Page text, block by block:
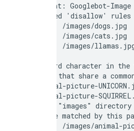
User-agent: Googlebot-Image
# Repeated 'disallow' rules
Disallow: /images/dogs.jpg
Disallow: /images/cats.jpg
Disallow: /images/
# Wildcard character in
# images that share a
#   animal-picture-
#   animal-picture-
# in the "images" directory
# will be matched by this
Disallow: /images/animal-